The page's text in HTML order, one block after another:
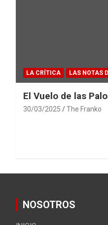
LA CRÍTICA LAS NOTAS
El Vuelo de las
30/03/2025 The Franko
NOSOTROS